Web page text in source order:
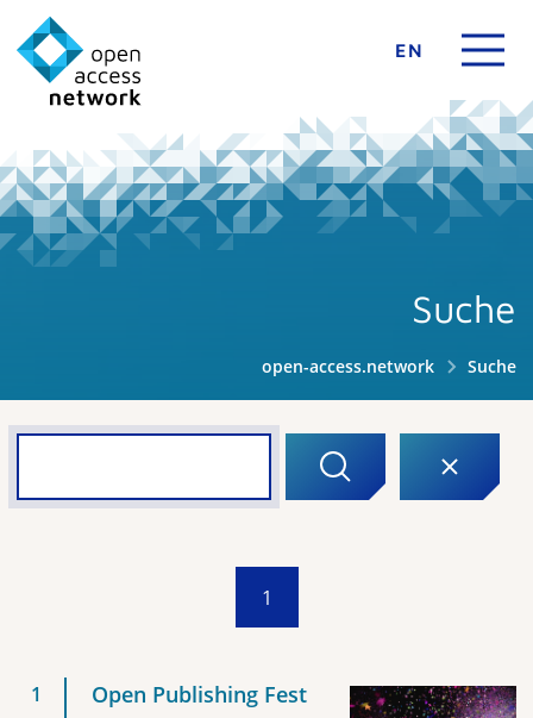
EN
Suche
open-access.network Suche
1
Open Publishing Fest